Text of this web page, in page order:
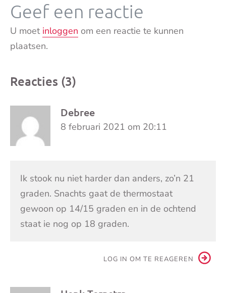
Geef een reactie
U moet inloggen om een reactie te kunnen
plaatsen.
Reacties (3)
Debree
8 februari 2021 om 20:11
Ik stook nu niet harder dan anders, zo’n 21
graden. Snachts gaat de thermostaat
gewoon op 14/15 graden en in de ochtend
staat ie nog op 18 graden.
LOG IN OM TE REAGEREN